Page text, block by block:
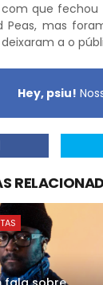
com que
Peas, mas
a o
Hey, psiu!